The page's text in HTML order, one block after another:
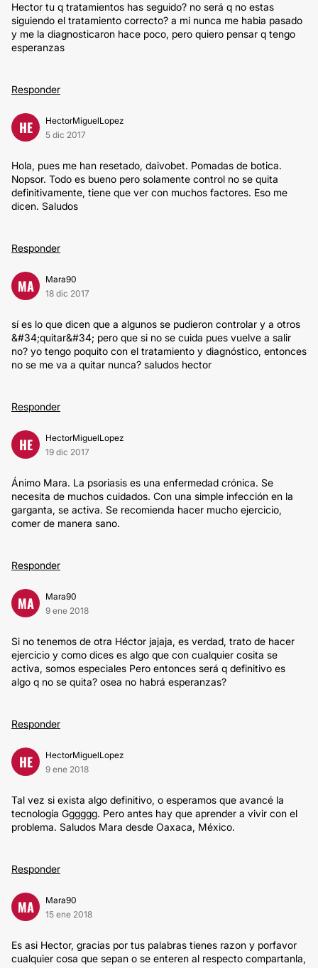
Hector tu q tratamientos has seguido? no será q no estas
siguiendo el tratamiento correcto? a mi nunca me habia pasado
y me la diagnosticaron hace poco, pero quiero pensar q tengo
esperanzas
Responder
HE
HectorMiguelLopez
5 dic 2017
Hola, pues me han resetado, daivobet. Pomadas de botica.
Nopsor. Todo es bueno pero solamente control no se quita
definitivamente, tiene que ver con muchos factores. Eso me
dicen. Saludos
Responder
MA
Mara90
18 dic 2017
sí es lo que dicen que a algunos se pudieron controlar y a otros
&#34;quitar&#34; pero que si no se cuida pues vuelve a salir
no? yo tengo poquito con el tratamiento y diagnóstico, entonces
no se me va a quitar nunca? saludos hector
Responder
HE
HectorMiguelLopez
19 dic 2017
Ánimo Mara. La psoriasis es una enfermedad crónica. Se
necesita de muchos cuidados. Con una simple infección en la
garganta, se activa. Se recomienda hacer mucho ejercicio,
comer de manera sano.
Responder
MA
Mara90
9 ene 2018
Si no tenemos de otra Héctor jajaja, es verdad, trato de hacer
ejercicio y como dices es algo que con cualquier cosita se
activa, somos especiales Pero entonces será q definitivo es
algo q no se quita? osea no habrá esperanzas?
Responder
HE
HectorMiguelLopez
9 ene 2018
Tal vez si exista algo definitivo, o esperamos que avancé la
tecnología Gggggg. Pero antes hay que aprender a vivir con el
problema. Saludos Mara desde Oaxaca, México.
Responder
MA
Mara90
15 ene 2018
Es asi Hector, gracias por tus palabras tienes razon y porfavor
cualquier cosa que sepan o se enteren al respecto compartanla,